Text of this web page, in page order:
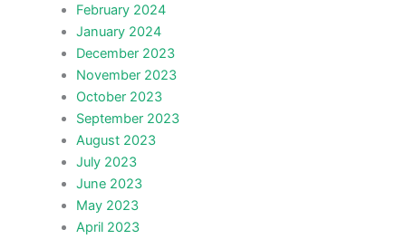
February 2024
January 2024
December 2023
November 2023
October 2023
September 2023
August 2023
July 2023
June 2023
May 2023
April 2023